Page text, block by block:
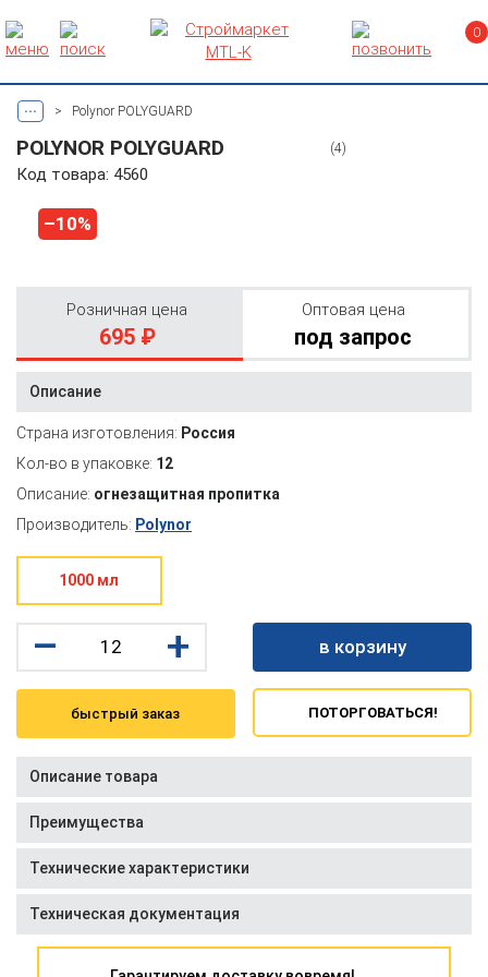
0
... > Polynor POLYGUARD
POLYNOR POLYGUARD (4)
Код товара: 4560
–10%
Розничная цена
695 ₽
Оптовая цена
под запрос
Описание
Страна изготовления: Россия
Кол-во в упаковке: 12
Описание: огнезащитная пропитка
Производитель: Polynor
1000 мл
– + в корзину
быстрый заказ ПОТОРГОВАТЬСЯ!
Описание товара
Преимущества
Технические характеристики
Техническая документация